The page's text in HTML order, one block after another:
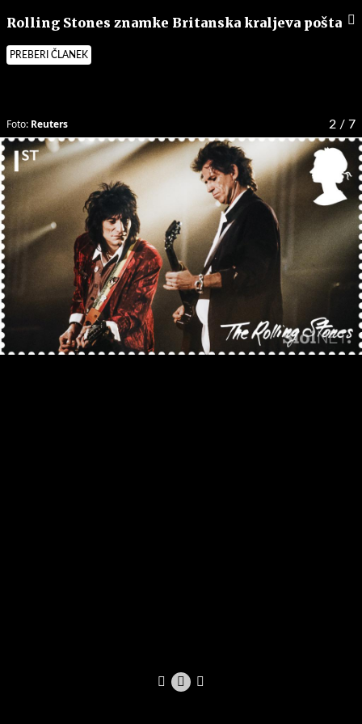
Rolling Stones znamke Britanska kraljeva pošta
PREBERI ČLANEK
2 / 7
Foto: Reuters